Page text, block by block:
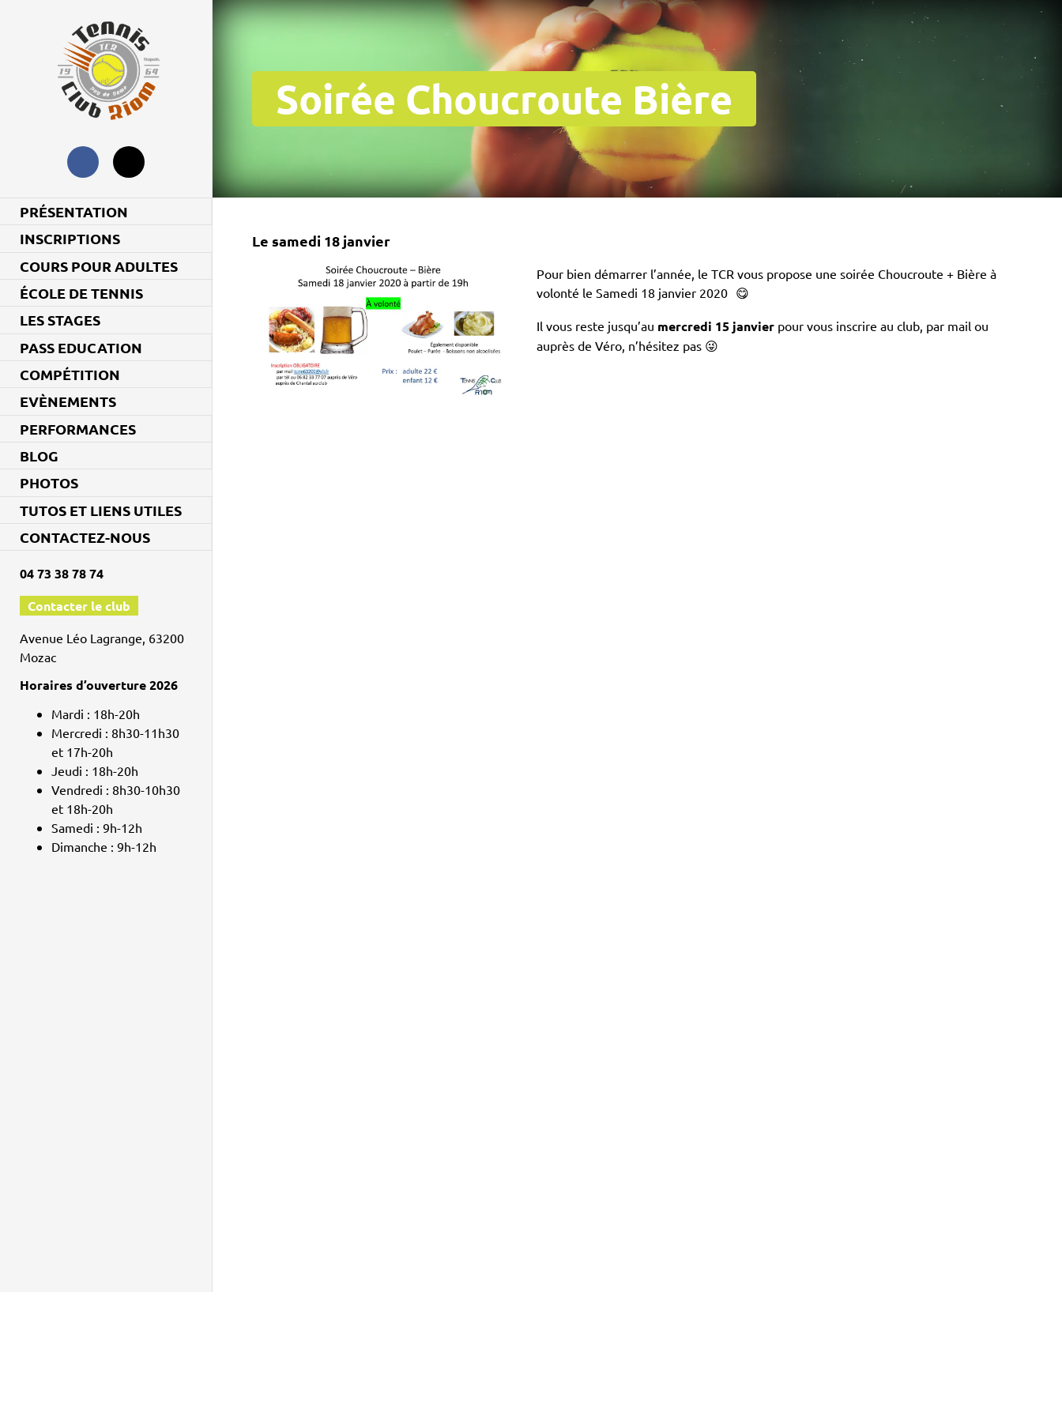
PRÉSENTATION
INSCRIPTIONS
COURS POUR ADULTES
ÉCOLE DE TENNIS
LES STAGES
PASS EDUCATION
COMPÉTITION
EVÈNEMENTS
PERFORMANCES
BLOG
PHOTOS
TUTOS ET LIENS UTILES
CONTACTEZ-NOUS
04 73 38 78 74
Contacter le club
Avenue Léo Lagrange, 63200
Mozac
Horaires d’ouverture 2026
Mardi : 18h-20h
Mercredi : 8h30-11h30
et 17h-20h
Jeudi : 18h-20h
Vendredi : 8h30-10h30
et 18h-20h
Samedi : 9h-12h
Dimanche : 9h-12h
Soirée Choucroute Bière
Le samedi 18 janvier
Pour bien démarrer l’année, le TCR vous propose une soirée Choucroute + Bière à
volonté le Samedi 18 janvier 2020😋
Il vous reste jusqu’au mercredi 15 janvierpour vous inscrire au club, par mail ou
auprès de Véro, n’hésitez pas 😜